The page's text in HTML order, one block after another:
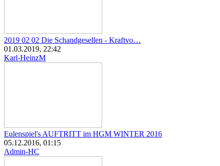
2019 02 02 Die Schandgesellen - Kraftvo…
01.03.2019, 22:42
Karl-HeinzM
Eulenspiel's AUFTRITT im HGM WINTER 2016
05.12.2016, 01:15
Admin-HC